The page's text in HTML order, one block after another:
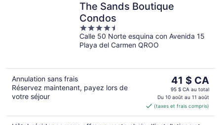
The Sands Boutique
Condos
4.5
out
of
Calle 50 Norte esquina con Avenida 15
Playa del Carmen QROO
Annulation sans frais
Réservez maintenant, payez lors de
votre séjour
Le
prix
est
de 41 $ CA
par
41 $ CA
95 $ CA au total
Du 10 août au 11 août
(taxes et frais compris)